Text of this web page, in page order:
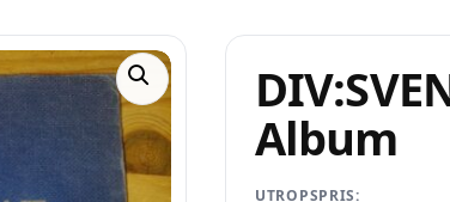
Album
UTROPSPRIS: